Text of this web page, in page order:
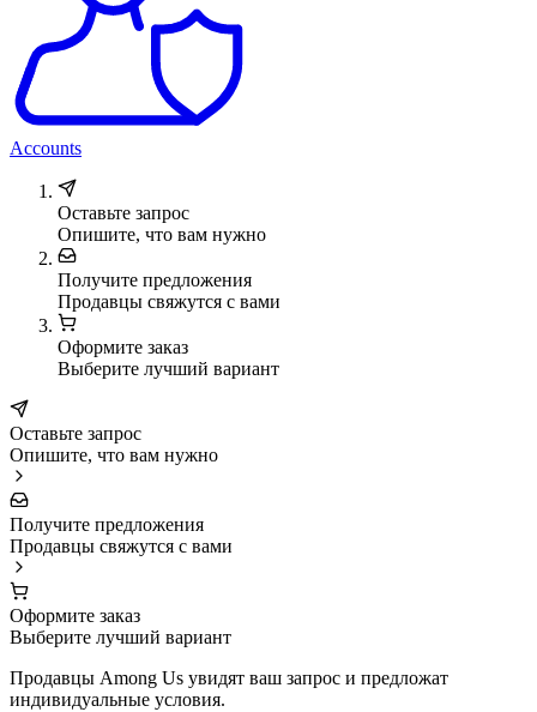
Accounts
Оставьте запрос
Опишите, что вам нужно
Получите предложения
Продавцы свяжутся с вами
Оформите заказ
Выберите лучший вариант
Оставьте запрос
Опишите, что вам нужно
Получите предложения
Продавцы свяжутся с вами
Оформите заказ
Выберите лучший вариант
Продавцы Among Us увидят ваш запрос и предложат
индивидуальные условия.